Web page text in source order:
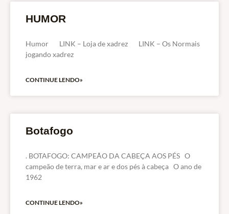
HUMOR
Humor LINK – Loja de xadrez LINK – Os Normais
jogando xadrez
CONTINUE LENDO»
Botafogo
. BOTAFOGO: CAMPEÃO DA CABEÇA AOS PÉS O
campeão de terra, mar e ar e dos pés à cabeça O ano de
1962
CONTINUE LENDO»